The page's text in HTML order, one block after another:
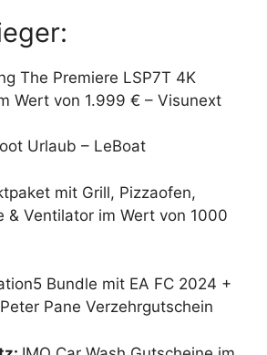
The Premiere LSP7T 4K
Wert von 1.999 € – Visunext
Urlaub – LeBoat
mit Grill, Pizzaofen,
& Ventilator im Wert von 1000
Bundle mit EA FC 2024 +
Pane Verzehrgutschein